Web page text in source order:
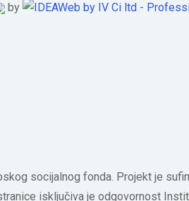
by
socijalnog fonda. Projekt je
isključiva je odgovornost